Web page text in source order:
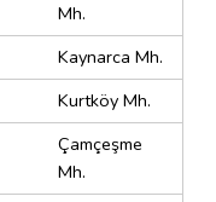
Mh.
Kaynarca Mh.
Kurtköy Mh.
Çamçeşme
Mh.